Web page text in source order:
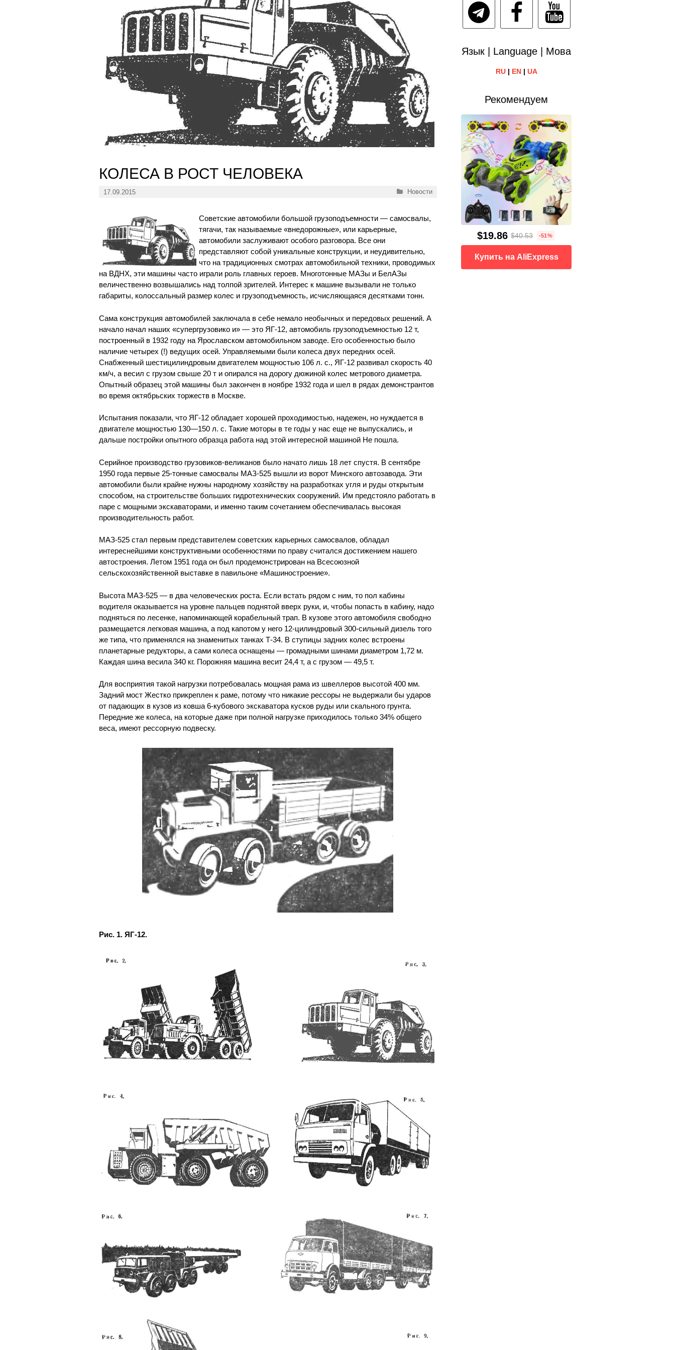
КОЛЕСА В РОСТ ЧЕЛОВЕКА
17.09.2015 Рубрики
Новости
Советские автомобили большой грузоподъемности — самосвалы,
тягачи, так называемые «внедорожные», или карьерные,
автомобили заслуживают особого разговора. Все они
представляют собой уникальные конструкции, и неудивительно,
что на традиционных смотрах автомобильной техники, проводимых
на ВДНХ, эти машины часто играли роль главных героев. Многотонные МАЗы и БелАЗы
величественно возвышались над толпой зрителей. Интерес к машине вызывали не только
габариты, колоссальный размер колес и грузоподъемность, исчисляющаяся десятками тонн.
Сама конструкция автомобилей заключала в себе немало необычных и передовых решений. А
начало начал наших «супергрузовико и» — это ЯГ-12, автомобиль грузоподъемностью 12 т,
построенный в 1932 году на Ярославском автомобильном заводе. Его особенностью было
наличие четырех (!) ведущих осей. Управляемыми были колеса двух передних осей.
Снабженный шестицилиндровым двигателем мощностью 106 л. с., ЯГ-12 развивал скорость 40
км/ч, а весил с грузом свыше 20 т и опирался на дорогу дюжиной колес метрового диаметра.
Опытный образец этой машины был закончен в ноябре 1932 года и шел в рядах демонстрантов
во время октябрьских торжеств в Москве.
Испытания показали, что ЯГ-12 обладает хорошей проходимостью, надежен, но нуждается в
двигателе мощностью 130—150 л. с. Такие моторы в те годы у нас еще не выпускались, и
дальше постройки опытного образца работа над этой интересной машиной Не пошла.
Серийное производство грузовиков-великанов было начато лишь 18 лет спустя. В сентябре
1950 года первые 25-тонные самосвалы МАЗ-525 вышли из ворот Минского автозавода. Эти
автомобили были крайне нужны народному хозяйству на разработках угля и руды открытым
способом, на строительстве больших гидротехнических сооружений. Им предстояло работать в
паре с мощными экскаваторами, и именно таким сочетанием обеспечивалась высокая
производительность работ.
МАЗ-525 стал первым представителем советских карьерных самосвалов, обладал
интереснейшими конструктивными особенностями по праву считался достижением нашего
автостроения. Летом 1951 года он был продемонстрирован на Всесоюзной
сельскохозяйственной выставке в павильоне «Машиностроение».
Высота МАЗ-525 — в два человеческих роста. Если встать рядом с ним, то пол кабины
водителя оказывается на уровне пальцев поднятой вверх руки, и, чтобы попасть в кабину, надо
подняться по лесенке, напоминающей корабельный трап. В кузове этого автомобиля свободно
размещается легковая машина, а под капотом у него 12-цилиндровый 300-сильный дизель того
же типа, что применялся на знаменитых танках Т-34. В ступицы задних колес встроены
планетарные редукторы, а сами колеса оснащены — громадными шинами диаметром 1,72 м.
Каждая шина весила 340 кг. Порожняя машина весит 24,4 т, а с грузом — 49,5 т.
Для восприятия такой нагрузки потребовалась мощная рама из швеллеров высотой 400 мм.
Задний мост Жестко прикреплен к раме, потому что никакие рессоры не выдержали бы ударов
от падающих в кузов из ковша 6-кубового экскаватора кусков руды или скального грунта.
Передние же колеса, на которые даже при полной нагрузке приходилось только 34% общего
веса, имеют рессорную подвеску.
Рис. 1. ЯГ-12.
Язык | Language | Мова
RU| EN| UA
Рекомендуем
$19.86 $40.53 -51%
Купить на AliExpress